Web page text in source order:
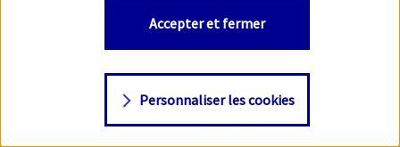
Vous êtes libre de les accepter, de les refuser comme de
changer d'avis à tout moment en allant sur
Consulter notre politique decookies
Personnaliser les cookies
Accepter et fermer